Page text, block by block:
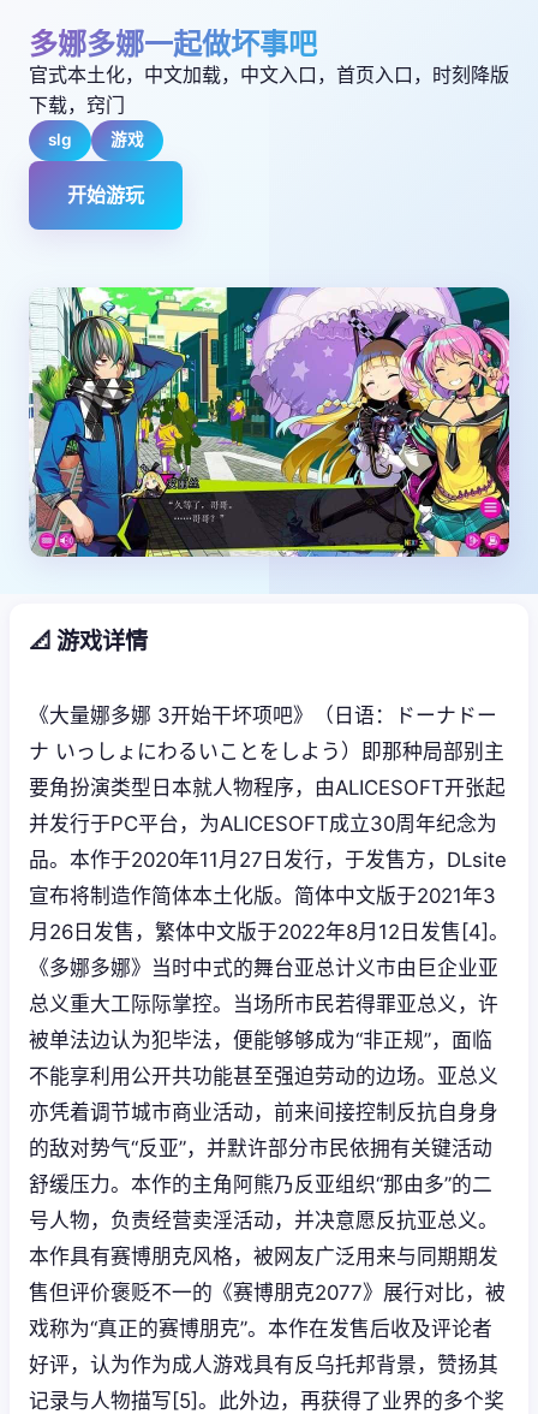
多娜多娜一起做坏事吧
官式本土化，中文加载，中文入口，首页入口，时刻降版
下载，窍门
slg 游戏
开始游玩
📐 游戏详情
《大量娜多娜 3开始干坏项吧》（日语：ドーナドー
ナ いっしょにわるいことをしよう）即那种局部别主
要角扮演类型日本就人物程序，由ALICESOFT开张起
并发行于PC平台，为ALICESOFT成立30周年纪念为
品。本作于2020年11月27日发行，于发售方，DLsite
宣布将制造作简体本土化版。简体中文版于2021年3
月26日发售，繁体中文版于2022年8月12日发售[4]。
《多娜多娜》当时中式的舞台亚总计义市由巨企业亚
总义重大工际际掌控。当场所市民若得罪亚总义，许
被单法边认为犯毕法，便能够够成为“非正规”，面临
不能享利用公开共功能甚至强迫劳动的边场。亚总义
亦凭着调节城市商业活动，前来间接控制反抗自身身
的敌对势气“反亚”，并默许部分市民依拥有关键活动
舒缓压力。本作的主角阿熊乃反亚组织“那由多”的二
号人物，负责经营卖淫活动，并决意愿反抗亚总义。
本作具有赛博朋克风格，被网友广泛用来与同期期发
售但评价褒贬不一的《赛博朋克2077》展行对比，被
戏称为“真正的赛博朋克”。本作在发售后收及评论者
好评，认为作为成人游戏具有反乌托邦背景，赞扬其
记录与人物描写[5]。此外边，再获得了业界的多个奖